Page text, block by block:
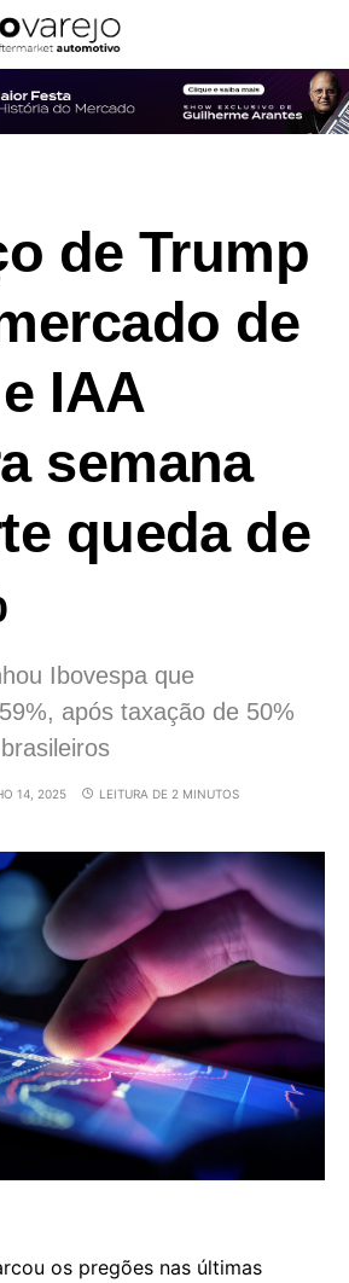
de Trump
de
IAA
semana
queda de
Ibovespa que
após taxação de 50%
14, 2025 LEITURA DE 2 MINUTOS
os pregões nas últimas